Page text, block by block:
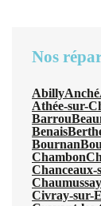
Nos
AbillyAnché
Athée-sur-
Barrou
Benais
Bournan
Chambon
Chanceaux-
Chaumussay
Civray-sur-